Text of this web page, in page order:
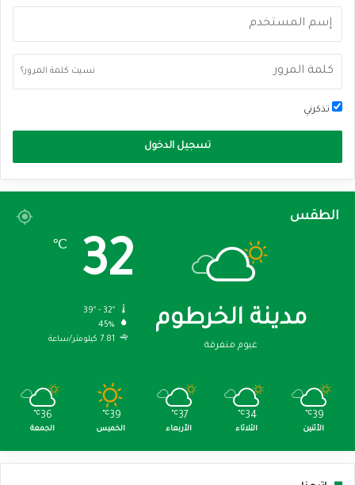
نسيت كلمة المرور؟
تذكرني
تسجيل الدخول
الطقس
مدينة الخرطوم
غيوم متفرقة
32
℃
45%
7.81 كيلومتر/ساعة
39
℃
الأثنين
34
℃
الثلاثاء
37
℃
الأربعاء
39
℃
الخميس
36
℃
الجمعة